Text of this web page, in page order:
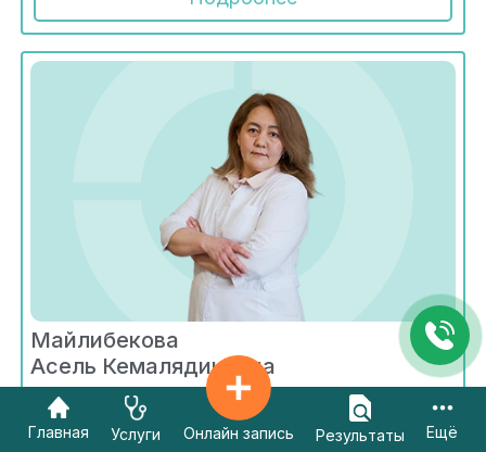
Майлибекова
Асель Кемалядиновна
Радиология
Главная Услуги Онлайн запись Результаты Ещё